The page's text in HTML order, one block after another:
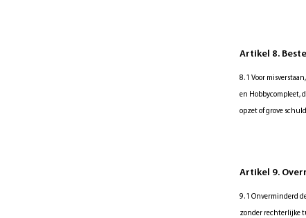
Artikel 8.
8.1 Voor
en Hobbycompleet,
opzet of grove
Artikel 9.
9.1 Onverminderd
zonder rechterlijke